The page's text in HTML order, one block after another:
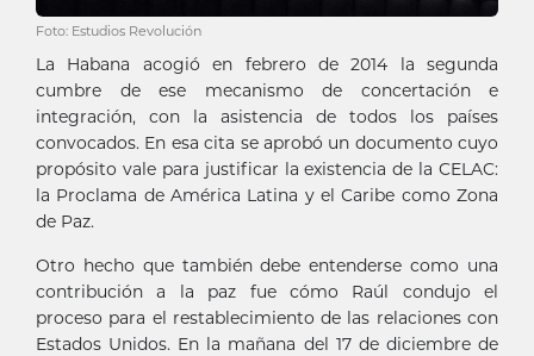
Foto: Estudios Revolución
La Habana acogió en febrero de 2014 la segunda
cumbre de ese mecanismo de concertación e
integración, con la asistencia de todos los países
convocados. En esa cita se aprobó un documento cuyo
propósito vale para justificar la existencia de la CELAC:
la Proclama de América Latina y el Caribe como Zona
de Paz.
Otro hecho que también debe entenderse como una
contribución a la paz fue cómo Raúl condujo el
proceso para el restablecimiento de las relaciones con
Estados Unidos. En la mañana del 17 de diciembre de